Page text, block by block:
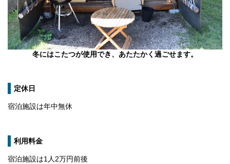
冬にはこたつが使用でき、あたたかく過ごせます。
定休日
宿泊施設は年中無休
利用料金
宿泊施設は1人2万円前後